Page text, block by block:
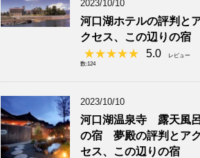
2023/10/10
河口湖ホテルの評判と
クセス、この辺りの宿
5.0
レビュー
数:124
2023/10/10
河口湖温泉寺 露天風
の宿 夢殿の評判とアク
セス、この辺りの宿